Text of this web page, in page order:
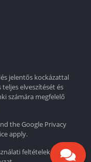
jelentős kockázattal
elveszítését és
számára megfelelő
the Google Privacy
apply.
feltételek|